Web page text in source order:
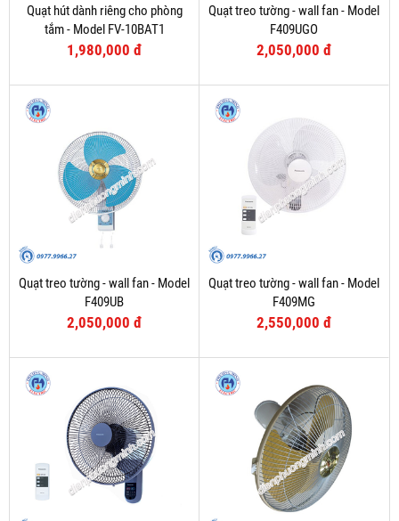
Quạt hút dành riêng cho phòng
tắm - Model FV-10BAT1
1,980,000 đ
Quạt treo tường - wall fan - Model
F409UGO
2,050,000 đ
Quạt treo tường - wall fan - Model
F409UB
2,050,000 đ
Quạt treo tường - wall fan - Model
F409MG
2,550,000 đ